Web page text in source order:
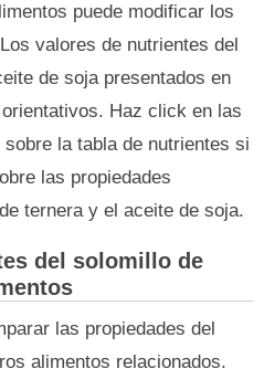
puede modificar los
valores de nutrientes del
de soja presentados en
Haz click en las
la tabla de nutrientes si
las propiedades
ternera y el aceite de soja.
del solomillo de
las propiedades del
alimentos relacionados.